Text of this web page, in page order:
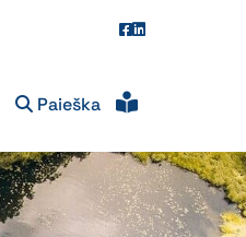
Paieška